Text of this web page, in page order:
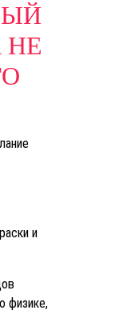
НЕ
и
физике,